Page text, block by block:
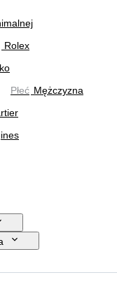
Rolex
Płeć Mężczyzna